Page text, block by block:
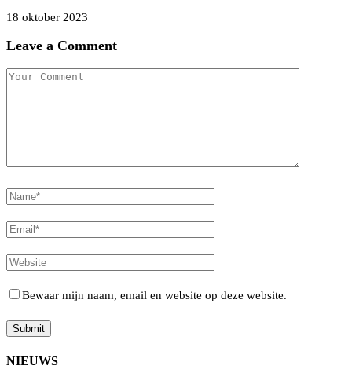
18 oktober 2023
Leave a Comment
Bewaar mijn naam, email en website op deze website.
NIEUWS